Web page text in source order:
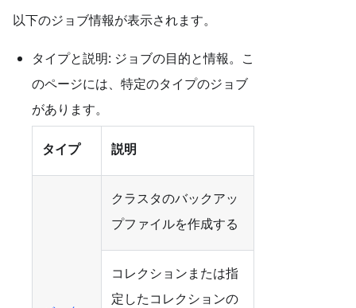
以下のジョブ情報が表示されます。
タイプと説明: ジョブの目的と情報。こ
のページには、特定のタイプのジョブ
があります。
タイプ 説明
クラスタのバックアッ
プファイルを作成する
コレクションまたは指
定したコレクションの